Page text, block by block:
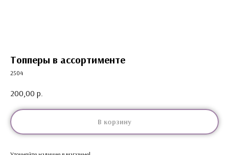
Топперы в ассортименте
2504
200,00 р.
В корзину